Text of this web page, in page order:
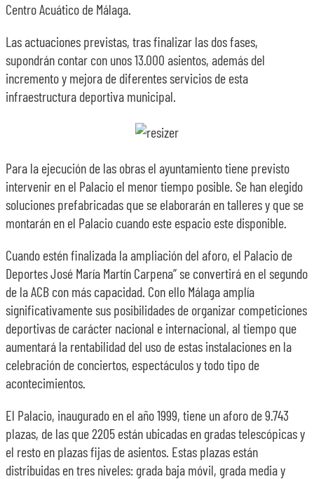
Centro Acuático de Málaga.
Las actuaciones previstas, tras finalizar las dos fases,
supondrán contar con unos 13.000 asientos, además del
incremento y mejora de diferentes servicios de esta
infraestructura deportiva municipal.
Para la ejecución de las obras el ayuntamiento tiene previsto
intervenir en el Palacio el menor tiempo posible. Se han elegido
soluciones prefabricadas que se elaborarán en talleres y que se
montarán en el Palacio cuando este espacio este disponible.
Cuando estén finalizada la ampliación del aforo, el Palacio de
Deportes José María Martín Carpena” se convertirá en el segundo
de la ACB con más capacidad. Con ello Málaga amplía
significativamente sus posibilidades de organizar competiciones
deportivas de carácter nacional e internacional, al tiempo que
aumentará la rentabilidad del uso de estas instalaciones en la
celebración de conciertos, espectáculos y todo tipo de
acontecimientos.
El Palacio, inaugurado en el año 1999, tiene un aforo de 9.743
plazas, de las que 2205 están ubicadas en gradas telescópicas y
el resto en plazas fijas de asientos. Estas plazas están
distribuidas en tres niveles: grada baja móvil, grada media y